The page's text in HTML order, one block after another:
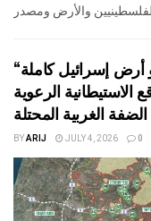
الرعوية
الغربية المحتلة
BYARIJ JULY 4, 2026 0